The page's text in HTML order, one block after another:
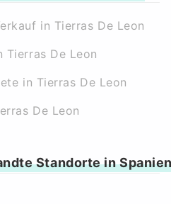
in Tierras De Leon
Tierras De Leon
in Tierras De Leon
De Leon
Standorte in